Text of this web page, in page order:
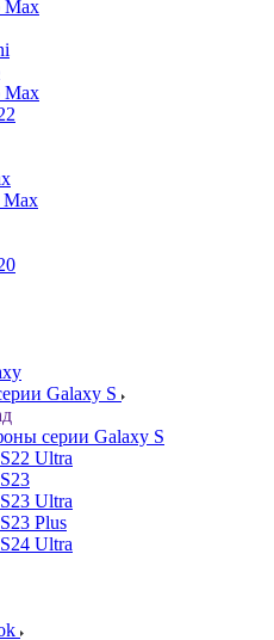
Max
Max
Max
Galaxy S
серии Galaxy S
Ultra
Ultra
Plus
Ultra